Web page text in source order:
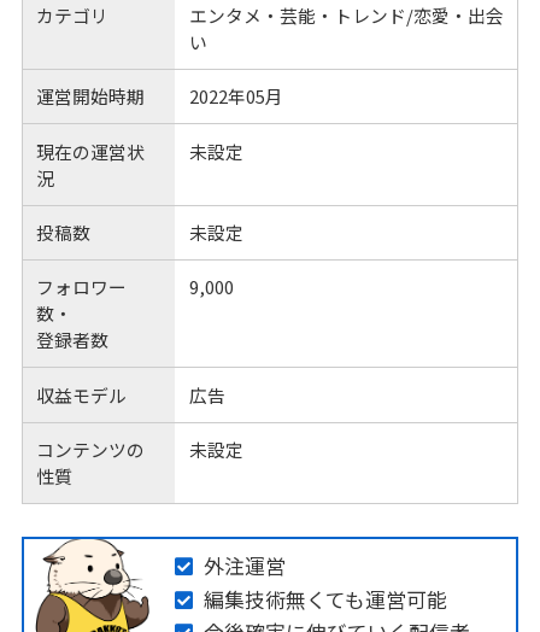
カテゴリ
エンタメ・芸能・トレンド/恋愛・出会
い
運営開始時期 2022年05月
現在の運営状
況
未設定
投稿数 未設定
フォロワー
数・
登録者数
9,000
収益モデル 広告
コンテンツの
性質
未設定
外注運営
編集技術無くても運営可能